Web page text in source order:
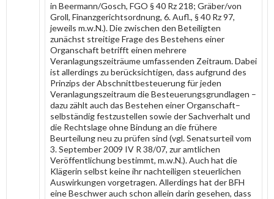
in Beermann/Gosch, FGO § 40 Rz 218; Gräber/von
Groll, Finanzgerichtsordnung, 6. Aufl., § 40 Rz 97,
jeweils m.w.N.). Die zwischen den Beteiligten
zunächst streitige Frage des Bestehens einer
Organschaft betrifft einen mehrere
Veranlagungszeiträume umfassenden Zeitraum. Dabei
ist allerdings zu berücksichtigen, dass aufgrund des
Prinzips der Abschnittbesteuerung für jeden
Veranlagungszeitraum die Besteuerungsgrundlagen –
dazu zählt auch das Bestehen einer Organschaft–
selbständig festzustellen sowie der Sachverhalt und
die Rechtslage ohne Bindung an die frühere
Beurteilung neu zu prüfen sind (vgl. Senatsurteil vom
3. September 2009 IV R 38/07, zur amtlichen
Veröffentlichung bestimmt, m.w.N.). Auch hat die
Klägerin selbst keine ihr nachteiligen steuerlichen
Auswirkungen vorgetragen. Allerdings hat der BFH
eine Beschwer auch schon allein darin gesehen, dass